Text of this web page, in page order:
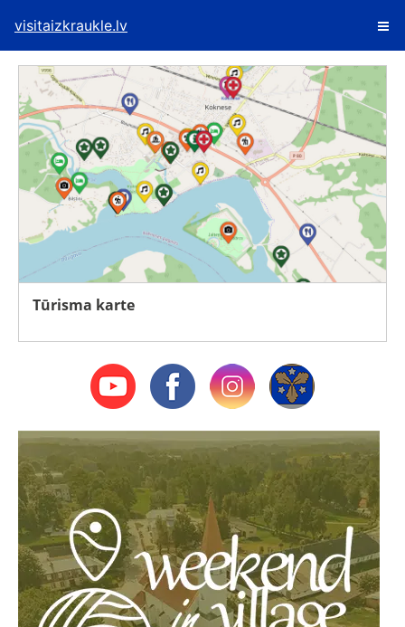
visitaizkraukle.lv
Tūrisma karte